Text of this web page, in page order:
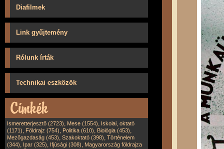
Diafilmek
Link gyűjtemény
Rólunk írták
Technikai eszközök
Ismeretterjesztő (2723), Mese (1554), Iskolai, oktató
(1171), Földrajz (754), Politika (610), Biológia (453),
Mezőgazdaság (453), Szakoktató (398), Történelem
(344), Ipar (325), Ifjúsági (308), Magyarország földrajza